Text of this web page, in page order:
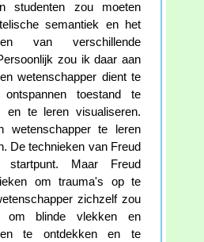
studenten zou moeten
semantiek en het
van verschillende
zou ik daar aan
wetenschapper dient te
toestand te
en te leren visualiseren.
wetenschapper te leren
De technieken van Freud
Maar Freud
om trauma's op te
zichzelf zou
om blinde vlekken en
te ontdekken en te